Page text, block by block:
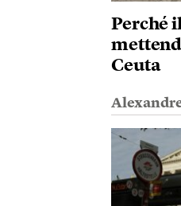
Perché
Ceuta